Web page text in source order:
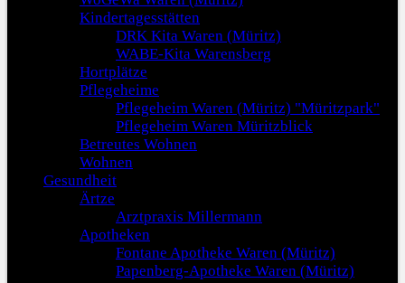
Kindertagesstätten
DRK Kita Waren (Müritz)
WABE-Kita Warensberg
Hortplätze
Pflegeheime
Pflegeheim Waren (Müritz) "Müritzpark"
Pflegeheim Waren Müritzblick
Betreutes Wohnen
Wohnen
Gesundheit
Ärtze
Arztpraxis Millermann
Apotheken
Fontane Apotheke Waren (Müritz)
Papenberg-Apotheke Waren (Müritz)